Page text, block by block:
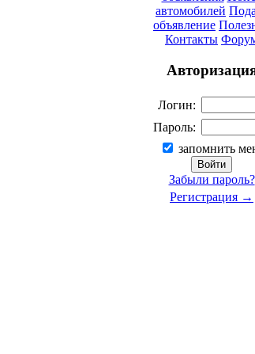
автомобилей
объявление
Контакты
Логин:
Пароль:
запомнить
Забыли пароль?
Регистрация →